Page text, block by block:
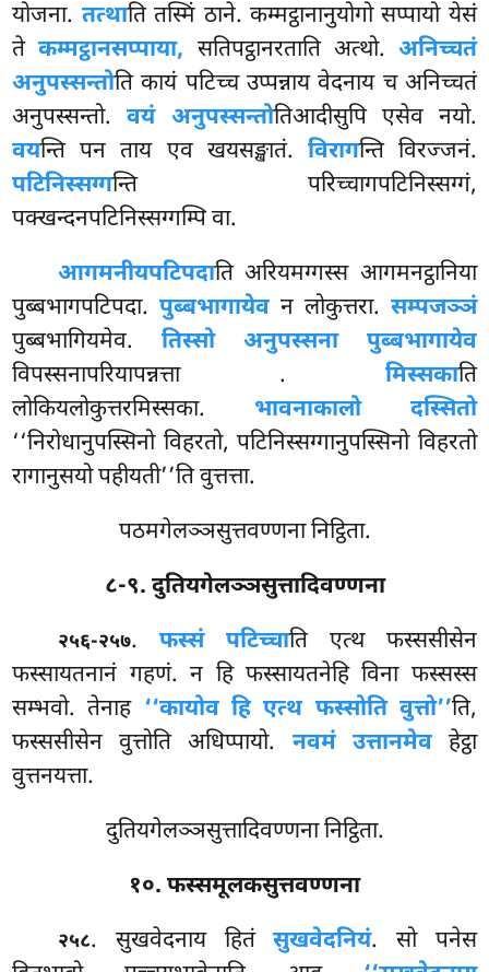
योजना. तत्थाति तस्मिं ठाने. कम्मट्ठानानुयोगो सप्पायो येसं
तेकम्मट्ठानसप्पाया, सतिपट्ठानरताति अत्थो. अनिच्चतं
अनुपस्सन्तोति कायं पटिच्च उप्पन्नाय वेदनाय च अनिच्चतं
अनुपस्सन्तो.वयं अनुपस्सन्तोतिआदीसुपि एसेव नयो.
वयन्ति पन ताय एव खयसङ्खातं. विरागन्ति विरज्जनं.
पटिनिस्सग्गन्ति परिच्चागपटिनिस्सग्गं,
पक्खन्दनपटिनिस्सग्गम्पि वा.
आगमनीयपटिपदाति अरियमग्गस्स आगमनट्ठानिया
पुब्बभागपटिपदा.पुब्बभागायेव न लोकुत्तरा. सम्पजञ्ञं
पुब्बभागियमेव.तिस्सो अनुपस्सना पुब्बभागायेव
विपस्सनापरियापन्नत्ता . मिस्सकाति
लोकियलोकुत्तरमिस्सका. भावनाकालो दस्सितो
‘‘निरोधानुपस्सिनो विहरतो, पटिनिस्सग्गानुपस्सिनो विहरतो
रागानुसयो पहीयती’’ति वुत्तत्ता.
पठमगेलञ्ञसुत्तवण्णना निट्ठिता.
८-९. दुतियगेलञ्ञसुत्तादिवण्णना
२५६-२५७. फस्सं पटिच्चाति एत्थ फस्ससीसेन
फस्सायतनानं गहणं. न हि फस्सायतनेहि विना फस्सस्स
सम्भवो. तेनाह ‘‘कायोव हि एत्थ फस्सोति वुत्तो’’ति,
फस्ससीसेन वुत्तोति अधिप्पायो. नवमं उत्तानमेवहेट्ठा
वुत्तनयत्ता.
दुतियगेलञ्ञसुत्तादिवण्णना निट्ठिता.
१०. फस्समूलकसुत्तवण्णना
२५८. सुखवेदनाय हितंसुखवेदनियं. सो पनेस